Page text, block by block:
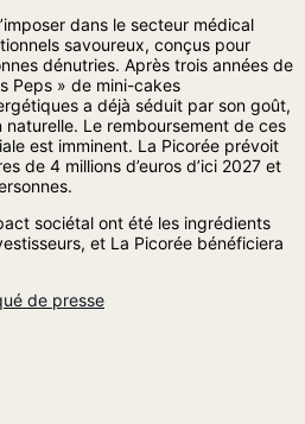
dans le secteur médical
savoureux, conçus pour
dénutries. Après trois années de
Peps » de mini-cakes
a déjà séduit par son goût,
Le remboursement de ces
est imminent. La Picorée prévoit
de 4 millions d’euros d’ici 2027 et
sociétal ont été les ingrédients
et La Picorée bénéficiera
de presse